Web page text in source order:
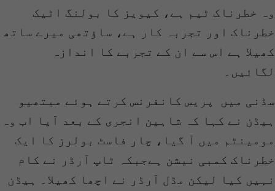
وہ خطرناک ٹیم ہے، کیویز کا بولنگ اٹیک
خطرناک اور تجربہ کار ہے، ساؤتھی میرے ساتھ
کھیلا ہے اس سے ان کے تجربے کا اندازہ
لگائیں۔
سڈنی میں پریس کانفرنس کرتے ہوئے میتھیو
ہیڈن نے کہا کہ شاہین انجری کے بعد آیا اب وہ
مومینٹم میں آ گیا، چار فاسٹ بولرز کا ایک
خطرناک کمبی نیشن ہےجبکہ ٹاپ آرڈر نے کام
نہیں کیا لیکن مڈل آرڈر نے اچھا کھیلا۔ ہیڈن